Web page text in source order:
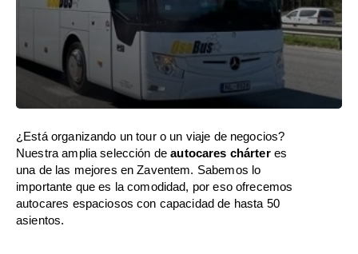
¿Está organizando un tour o un viaje de negocios?
Nuestra amplia selección deautocares chárteres
una de las mejores en Zaventem. Sabemos lo
importante que es la comodidad, por eso ofrecemos
autocares espaciosos con capacidad de hasta 50
asientos.